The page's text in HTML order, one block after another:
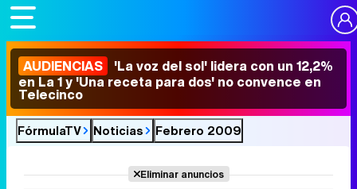
AUDIENCIAS 'La voz del sol' lidera con un 12,2%
en La 1 y 'Una receta para dos' no convence en
Telecinco
FórmulaTV Noticias Febrero 2009
Eliminar anuncios